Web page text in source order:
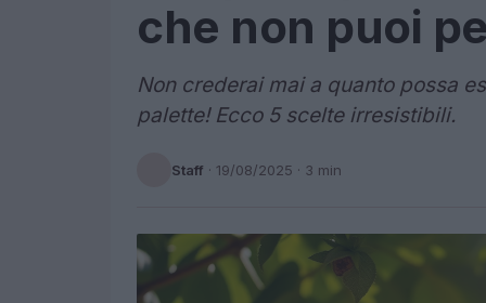
che non puoi
Non crederai mai a quanto possa
palette! Ecco 5 scelte irresistibili.
Staff · 19/08/2025 · 3 min